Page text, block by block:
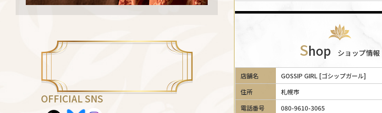
OFFICIAL SNS
Shop ショップ情報
店舗名
GOSSIP GIRL [ゴシップガール]
住所
札幌市
電話番号
080-9610-3065